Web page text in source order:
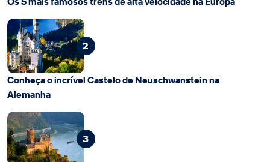
2
Conheça o incrível Castelo de Neuschwanstein na
Alemanha
3